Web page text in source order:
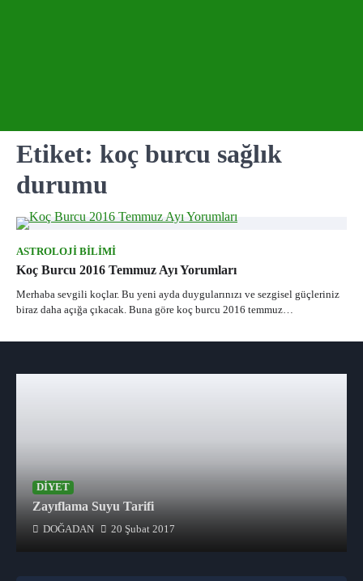
Etiket: koç burcu sağlık
durumu
ASTROLOJI BILIMI
Koç Burcu 2016 Temmuz Ayı Yorumları
Merhaba sevgili koçlar. Bu yeni ayda duygularınızı ve sezgisel güçleriniz
biraz daha açığa çıkacak. Buna göre koç burcu 2016 temmuz…
DIYET
Zayıflama Suyu Tarifi
DOĞADAN 20 Şubat 2017